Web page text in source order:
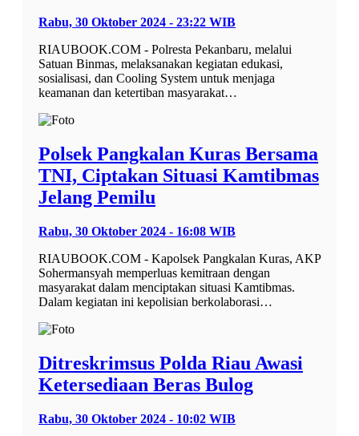
Rabu, 30 Oktober 2024 - 23:22 WIB
RIAUBOOK.COM - Polresta Pekanbaru, melalui
Satuan Binmas, melaksanakan kegiatan edukasi,
sosialisasi, dan Cooling System untuk menjaga
keamanan dan ketertiban masyarakat…
Polsek Pangkalan Kuras Bersama
TNI, Ciptakan Situasi Kamtibmas
Jelang Pemilu
Rabu, 30 Oktober 2024 - 16:08 WIB
RIAUBOOK.COM - Kapolsek Pangkalan Kuras, AKP
Sohermansyah memperluas kemitraan dengan
masyarakat dalam menciptakan situasi Kamtibmas.
Dalam kegiatan ini kepolisian berkolaborasi…
Ditreskrimsus Polda Riau Awasi
Ketersediaan Beras Bulog
Rabu, 30 Oktober 2024 - 10:02 WIB